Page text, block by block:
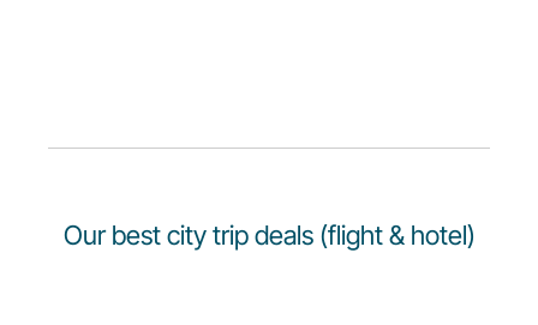
Our best city trip deals (flight & hotel)